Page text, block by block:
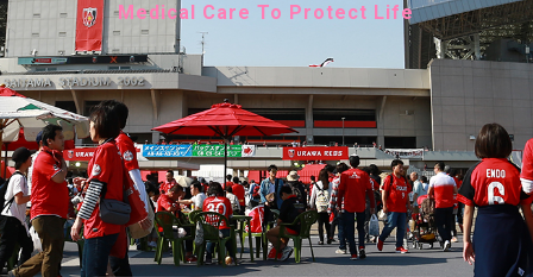
Medical Care To Protect Life